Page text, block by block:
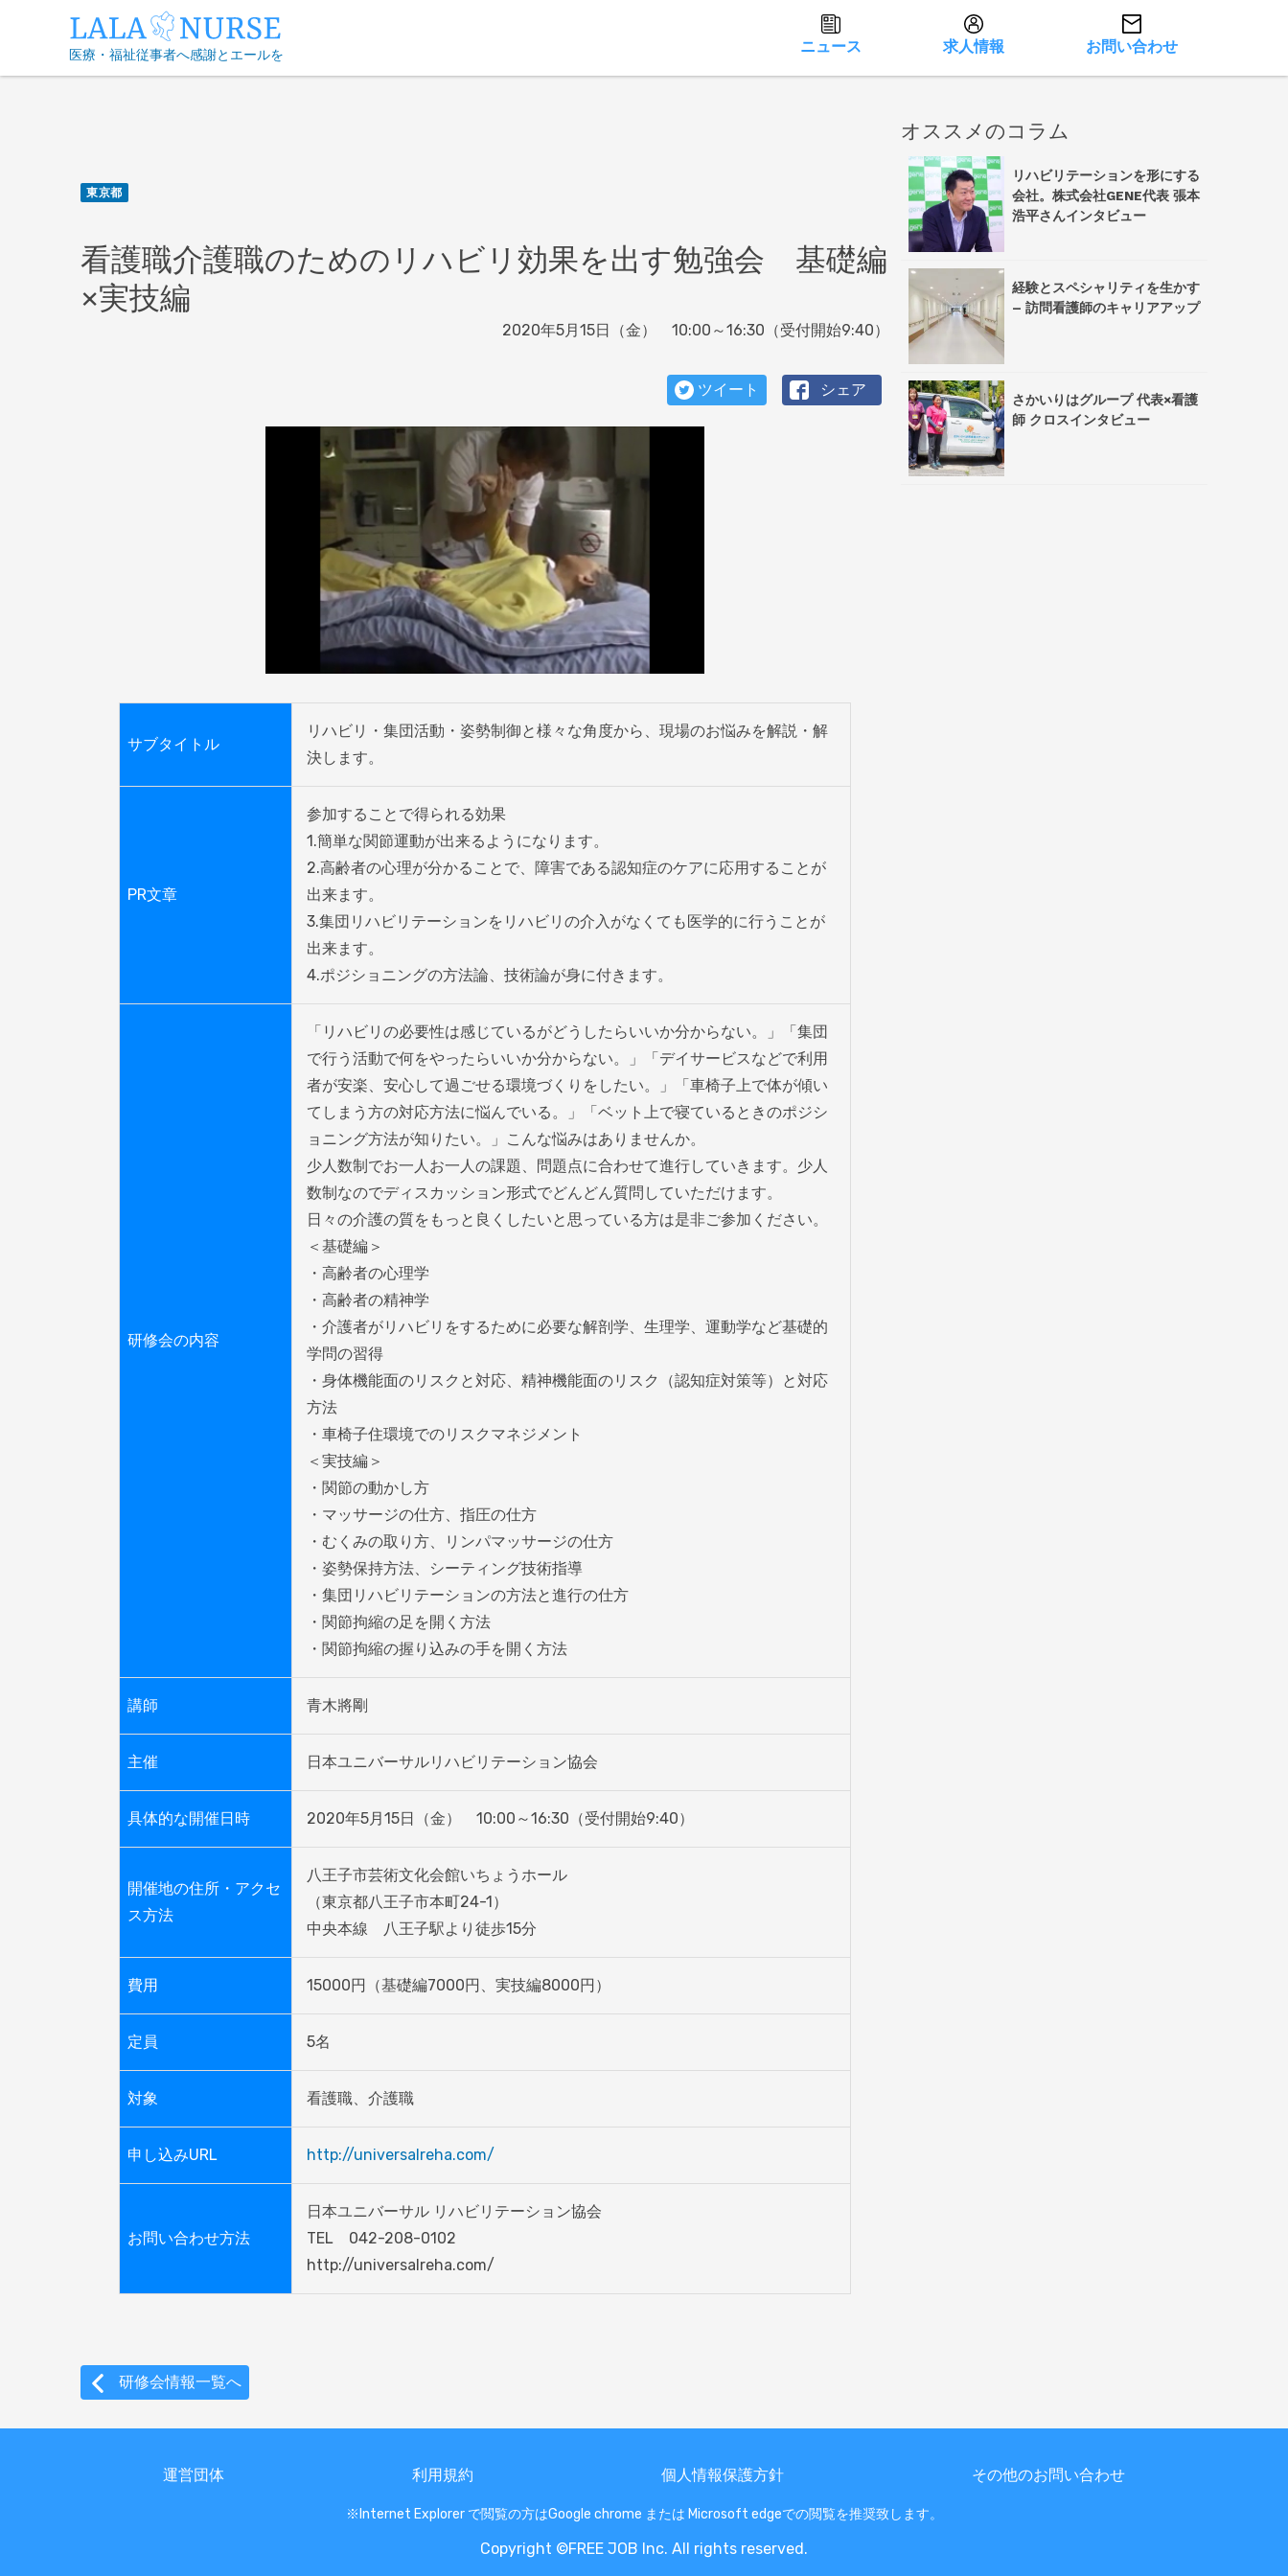
医療・福祉従事者へ感謝とエールを ニュース 求人情報 お問い合わせ
東京都
看護職介護職のためのリハビリ効果を出す勉強会 基礎編
×実技編
2020年5月15日（金） 10:00～16:30（受付開始9:40）
ツイート シェア
サブタイトル
リハビリ・集団活動・姿勢制御と様々な角度から、現場のお悩みを解説・解
決します。
PR文章
参加することで得られる効果
1.簡単な関節運動が出来るようになります。
2.高齢者の心理が分かることで、障害である認知症のケアに応用することが
出来ます。
3.集団リハビリテーションをリハビリの介入がなくても医学的に行うことが
出来ます。
4.ポジショニングの方法論、技術論が身に付きます。
研修会の内容
「リハビリの必要性は感じているがどうしたらいいか分からない。」「集団
で行う活動で何をやったらいいか分からない。」「デイサービスなどで利用
者が安楽、安心して過ごせる環境づくりをしたい。」「車椅子上で体が傾い
てしまう方の対応方法に悩んでいる。」「ベット上で寝ているときのポジシ
ョニング方法が知りたい。」こんな悩みはありませんか。
少人数制でお一人お一人の課題、問題点に合わせて進行していきます。少人
数制なのでディスカッション形式でどんどん質問していただけます。
日々の介護の質をもっと良くしたいと思っている方は是非ご参加ください。
＜基礎編＞
・高齢者の心理学
・高齢者の精神学
・介護者がリハビリをするために必要な解剖学、生理学、運動学など基礎的
学問の習得
・身体機能面のリスクと対応、精神機能面のリスク（認知症対策等）と対応
方法
・車椅子住環境でのリスクマネジメント
＜実技編＞
・関節の動かし方
・マッサージの仕方、指圧の仕方
・むくみの取り方、リンパマッサージの仕方
・姿勢保持方法、シーティング技術指導
・集団リハビリテーションの方法と進行の仕方
・関節拘縮の足を開く方法
・関節拘縮の握り込みの手を開く方法
講師 青木將剛
主催 日本ユニバーサルリハビリテーション協会
具体的な開催日時 2020年5月15日（金）　10:00～16:30（受付開始9:40）
開催地の住所・アクセ
ス方法
八王子市芸術文化会館いちょうホール
（東京都八王子市本町24-1）
中央本線　八王子駅より徒歩15分
費用 15000円（基礎編7000円、実技編8000円）
定員 5名
対象 看護職、介護職
申し込みURL http://universalreha.com/
お問い合わせ方法
日本ユニバーサル リハビリテーション協会
TEL　042-208-0102
http://universalreha.com/
研修会情報一覧へ
オススメのコラム
リハビリテーションを形にする
会社。株式会社GENE代表 張本
浩平さんインタビュー
経験とスペシャリティを生かす
– 訪問看護師のキャリアアップ
さかいりはグループ 代表×看護
師 クロスインタビュー
運営団体 利用規約 個人情報保護方針 その他のお問い合わせ
※Internet Explorer で閲覧の方はGoogle chrome または Microsoft edgeでの閲覧を推奨致します。
Copyright ©FREE JOB Inc. All rights reserved.